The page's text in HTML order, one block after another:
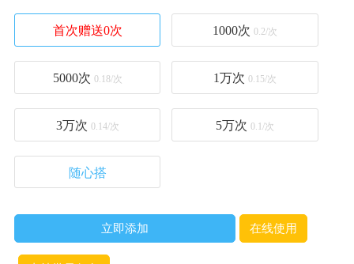
首次赠送0次 1000次0.2/次
5000次 0.18/次 1万次0.15/次
3万次 0.14/次 5万次0.1/次
随心搭
立即添加 在线使用